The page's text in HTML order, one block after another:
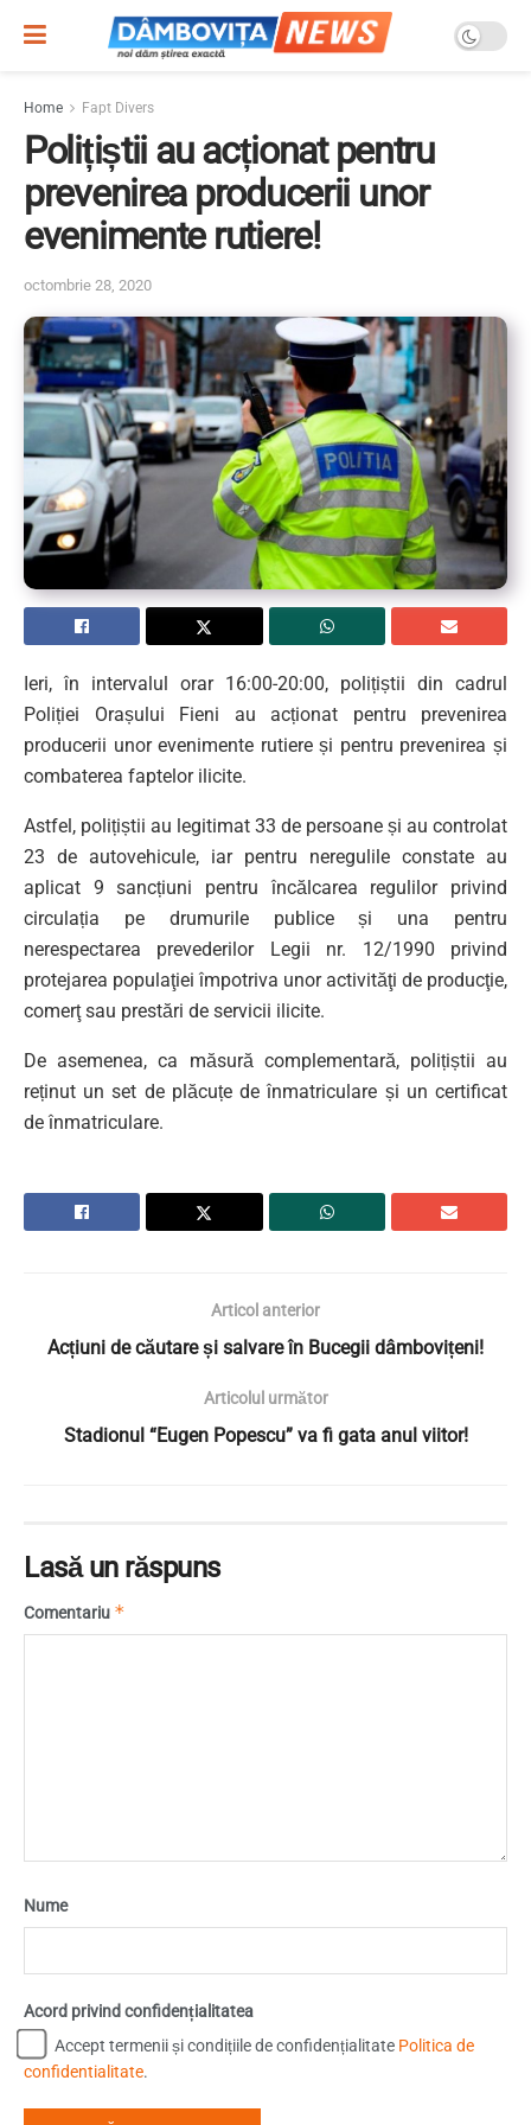
Home Fapt Divers
Polițiștii au acționat pentru
prevenirea producerii unor
evenimente rutiere!
octombrie 28, 2020
Ieri, în intervalul orar 16:00-20:00, polițiștii din cadrul
Poliției Orașului Fieni au acționat pentru prevenirea
producerii unor evenimente rutiere și pentru prevenirea și
combaterea faptelor ilicite.
Astfel, polițiștii au legitimat 33 de persoane și au controlat
23 de autovehicule, iar pentru neregulile constate au
aplicat 9 sancțiuni pentru încălcarea regulilor privind
circulația pe drumurile publice și una pentru
nerespectarea prevederilor Legii nr. 12/1990 privind
protejarea populaţiei împotriva unor activităţi de producţie,
comerţ sau prestări de servicii ilicite.
De asemenea, ca măsură complementară, polițiștii au
reținut un set de plăcuțe de înmatriculare și un certificat
de înmatriculare.
Articol anterior
Acțiuni de căutare și salvare în Bucegii dâmbovițeni!
Articolul următor
Stadionul “Eugen Popescu” va fi gata anul viitor!
Lasă un răspuns
Comentariu *
Nume
Acord privind confidențialitatea
Accept termenii și condițiile de confidențialitate Politica de
confidentialitate.